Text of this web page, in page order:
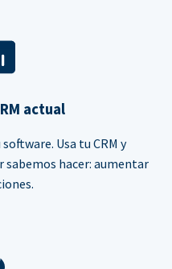
actual
Usa tu CRM y
hacer: aumentar